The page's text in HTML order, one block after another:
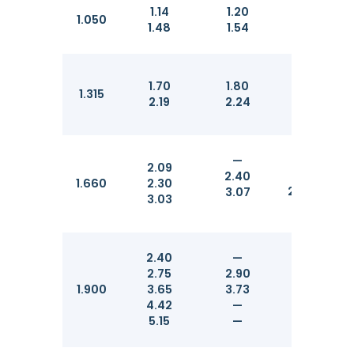
1.050
1.14
1.48
1.20
1.54
1.315
1.70
2.19
1.80
2.24
1.660
2.09
2.30
3.03
—
2.40
3.07
2.33—
1.900
2.40
2.75
3.65
4.42
5.15
—
2.90
3.73
—
—